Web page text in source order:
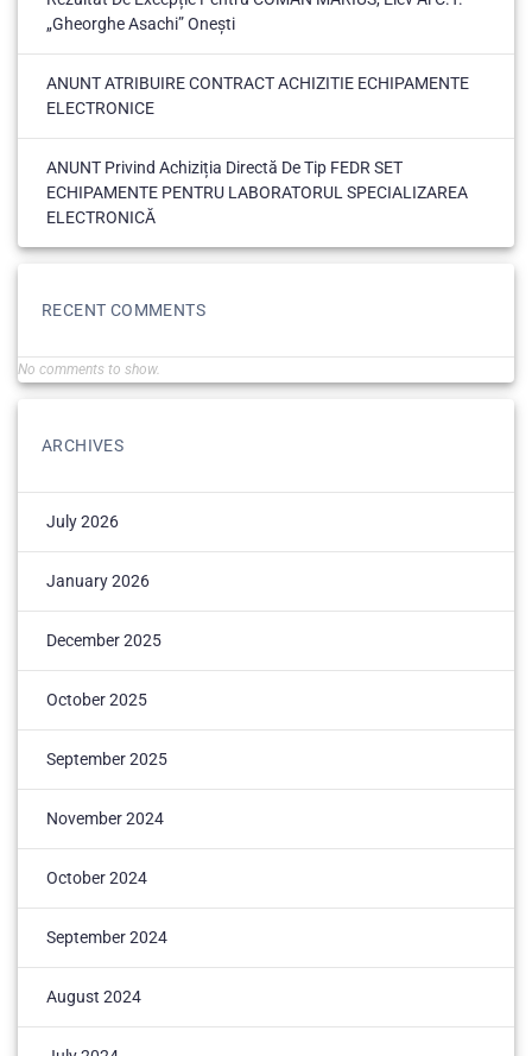
„Gheorghe Asachi” Onești
ANUNT ATRIBUIRE CONTRACT ACHIZITIE ECHIPAMENTE
ELECTRONICE
ANUNT Privind Achiziția Directă De Tip FEDR SET
ECHIPAMENTE PENTRU LABORATORUL SPECIALIZAREA
ELECTRONICĂ
RECENT COMMENTS
No comments to show.
ARCHIVES
July 2026
January 2026
December 2025
October 2025
September 2025
November 2024
October 2024
September 2024
August 2024